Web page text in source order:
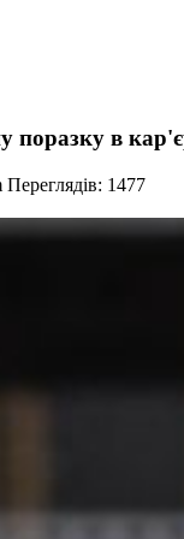
поразку в
Переглядів: 1477